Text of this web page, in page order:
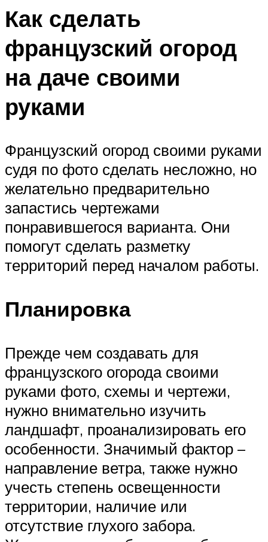
Как сделать
французский огород
на даче своими
руками
Французский огород своими руками
судя по фото сделать несложно, но
желательно предварительно
запастись чертежами
понравившегося варианта. Они
помогут сделать разметку
территорий перед началом работы.
Планировка
Прежде чем создавать для
французского огорода своими
руками фото, схемы и чертежи,
нужно внимательно изучить
ландшафт, проанализировать его
особенности. Значимый фактор –
направление ветра, также нужно
учесть степень освещенности
территории, наличие или
отсутствие глухого забора.